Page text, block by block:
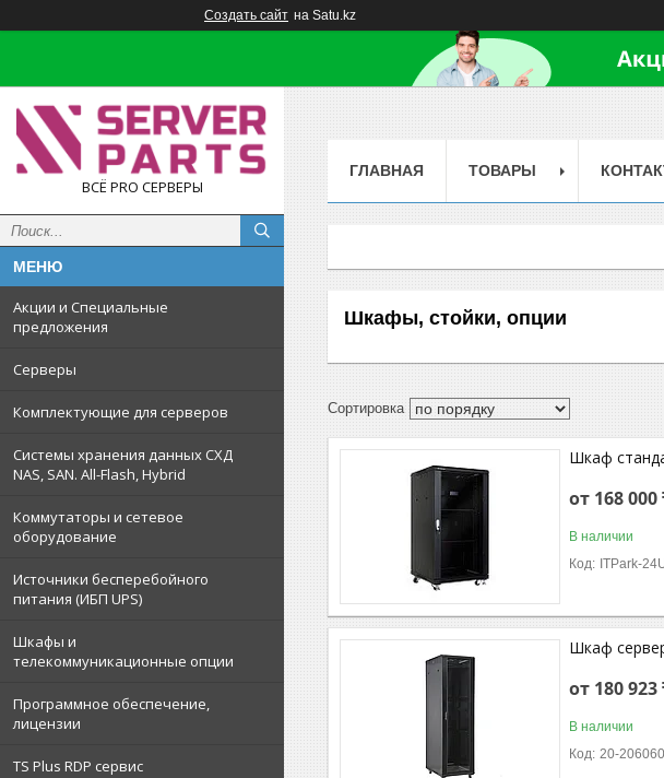
Создать сайт на Satu.kz
ВСЁ PRO СЕРВЕРЫ
Акции и Специальные
предложения
Серверы
Комплектующие для серверов
Системы хранения данных СХД
NAS, SAN. All-Flash, Hybrid
Коммутаторы и сетевое
оборудование
Источники бесперебойного
питания (ИБП UPS)
Шкафы и
телекоммуникационные опции
Программное обеспечение,
лицензии
TS Plus RDP сервис
ГЛАВНАЯ ТОВАРЫ
Шкафы, стойки, опции
Шкаф
от 168 000
В наличии
ITPark-
Шкаф
от 180 923
В наличии
20-